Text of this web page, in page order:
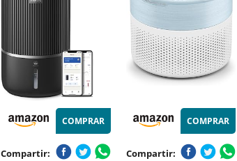
COMPRAR
Compartir:
COMPRAR
Compartir: